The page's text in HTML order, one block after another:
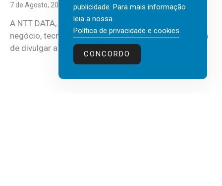
7 de Agosto, 2026
A NTT DATA, consultora global em serviços de
negócio, tecnologia e inteligência artificial (IA), acaba
de divulgar a mais recente...
publicidade. Para mais informação
leia a nossa
Política de privacidade e cookies.
CONCORDO